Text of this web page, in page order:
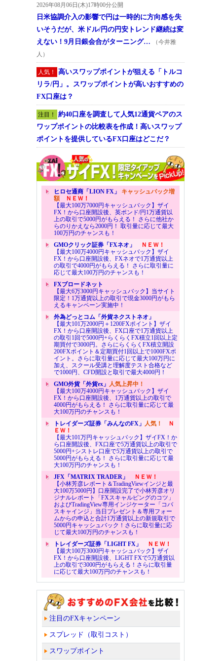
2026年08月06日(木)17時00分公開
日米協調介入の影響で円は一時的に方向感を失
いそうだが、米ドル/円の円安トレンド継続は変
えない！9月日銀会合がターニング…
（今井雅
人）
人気！
高いスワップポイントが狙える「トルコ
リラ/円」。スワップポイントが高いおすすめの
FX口座は？
注目！
約40口座を調査して人気12通貨ペアのス
ワップポイントの比較表を作成！高いスワップ
ポイントを提供しているFX口座はどこだ？
ヒロセ通商「LION FX」 キャッシュバック増
額ＮＥＷ！
【最大100万7000円キャッシュバック】ザイ
FX！から口座開設後、英ポンド/円1万通貨以
上の取引で5000円がもらえる！ さらに他社か
らのりかえなら2000円！ 取引量に応じて最大
100万円のチャンスも！
GMOクリック証券「FXネオ」
ＮＥＷ！
【最大100万4000円キャッシュバック】ザイ
FX！から口座開設後、FXネオで1万通貨以上
の取引で4000円がもらえる！ さらに取引量に
応じて最大100万円のチャンスも！
FXブロードネット
【最大6万3000円キャッシュバック】当サイト
限定！1万通貨以上の取引で現金3000円がもら
えるキャンペーン実施中！
外為どっとコム「外貨ネクストネオ」
【最大101万2000円＋1200FXポイント】ザイ
FX！から口座開設後、FX口座で1万通貨以上
の取引1回で5000円+らくらくFX積立1回以上定
期買付で3000円。さらにらくらくFX積立開設
200FXポイント＆定期買付1回以上で1000FXポ
イント。さらに取引量に応じて最大100万円に
加え、スクール受講と理解度テスト合格など
で1000円、CFD開設と取引で最大4000円！
GMO外貨「外貨ex」 人気上昇中！
【最大100万4000円キャッシュバック】ザイ
FX！から口座開設後、1万通貨以上の取引で
4000円がもらえる！ さらに取引量に応じて最
大100万円のチャンスも！
トレイダーズ証券「みんなのFX」 人気！
Ｎ
ＥＷ！
【最大101万円キャッシュバック】ザイFX！か
ら口座開設後、FX口座で5万通貨以上の取引で
5000円+シストレ口座で5万通貨以上の取引で
5000円がもらえる！ さらに取引量に応じて最
大100万円のチャンスも！
JFX「MATRIX TRADER」
ＮＥＷ！
【小林芳彦レポート＆TradingViewインジと最
大100万5000円】口座開設完了で小林芳彦オリ
ジナルレポート「FXスキャルピングのコツ」
およびTradingView専用インジケーター「コバ
スキャインジ」当日プレゼント＆専用フォー
ムからの申込と合計1万通貨以上の新規取引で
5000円キャッシュバック！さらに取引量に応
じて最大100万円のチャンスも！
トレイダーズ証券「LIGHT FX」
ＮＥＷ！
【最大100万3000円キャッシュバック】ザイ
FX！から口座開設後、LIGHT FXで5万通貨以
上の取引で3000円がもらえる！さらに取引量
に応じて最大100万円のチャンスも！
注目のFXキャンペーン
スプレッド（取引コスト）
スワップポイント